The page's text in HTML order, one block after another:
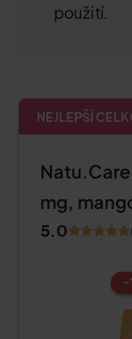
použití.
NEJLEPŠÍ
mg,
5.0